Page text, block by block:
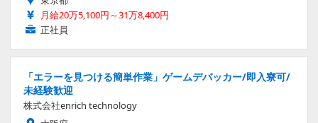
月給20万5,100円～31万8,400円
正社員
「エラーを見つける簡単作業」ゲームデバッカー/即入寮可/
未経験歓迎
株式会社enrich technology